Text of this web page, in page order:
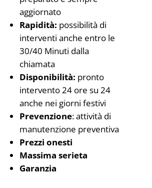
aggiornato
Rapidità: possibilità di
interventi anche entro le
30/40 Minuti dalla
chiamata
Disponibilità: pronto
intervento 24 ore su 24
anche nei giorni festivi
Prevenzione: attività di
manutenzione preventiva
Prezzi onesti
Massima serieta
Garanzia